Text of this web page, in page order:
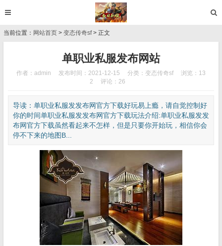
当前位置： 网站首页 > 变态传奇sf> 正文
单职业私服发布网站
作者：admin 发布时间：2021-12-15 分类： 变态传奇sf
浏览：13
2
评论：26
导读：单职业私服发发布网官方下载好玩易上瘾，请自觉控制好
你的时间单职业私服发发布网官方下载玩法介绍:单职业私服发发
布网官方下载虽然看起来不怎样，但是只要你开始玩，相信你会
停不下来的地图B...